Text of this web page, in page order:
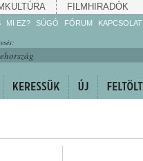
FILMHIRADÓK
MI EZ? SÚGÓ
Gyarapítsa!
FÓRUM KAPCSOLAT